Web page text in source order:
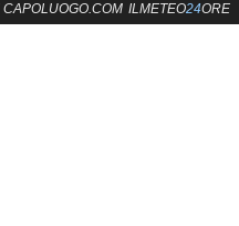
CAPOLUOGO.COM ILMETEO24ORE